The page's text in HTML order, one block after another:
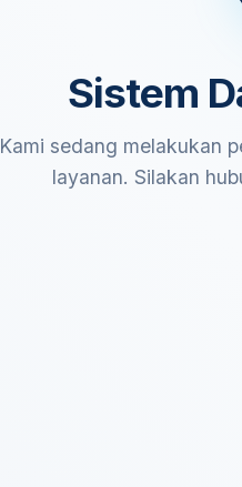
Sistem
Kami sedang melakukan
layanan. Silakan